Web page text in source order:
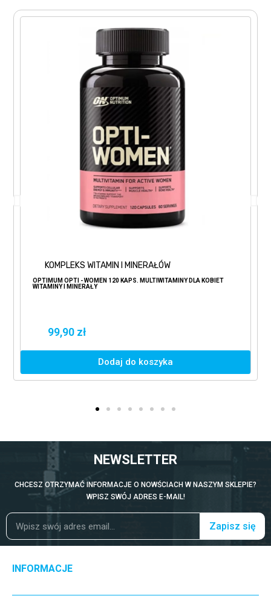
KOMPLEKS WITAMIN I MINERAŁÓW
OPTIMUM OPTI - WOMEN 120 KAPS. MULTIWITAMINY DLA KOBIET
WITAMINY I MINERAŁY
99,90 zł
Dodaj do koszyka
NEWSLETTER
CHCESZ OTRZYMAĆ INFORMACJE O NOWŚCIACH W NASZYM SKLEPIE?
WPISZ SWÓJ ADRES E-MAIL!
Zapisz się
INFORMACJE